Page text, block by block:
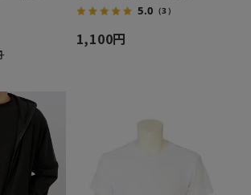
5.0 （3）
1,100円